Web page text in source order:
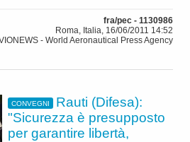
fra/pec - 1130986
Roma, Italia, 16/06/2011 14:52
- World Aeronautical Press Agency
CONVEGNI
Rauti (Difesa):
"Sicurezza è presupposto
per garantire libertà,